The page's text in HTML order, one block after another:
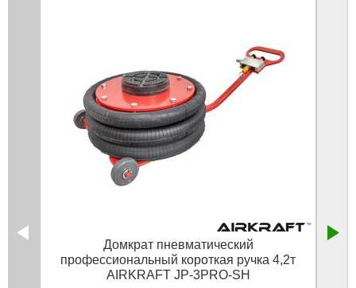
Домкрат пневматический
профессиональный короткая ручка 4,2т
AIRKRAFT JP-3PRO-SH